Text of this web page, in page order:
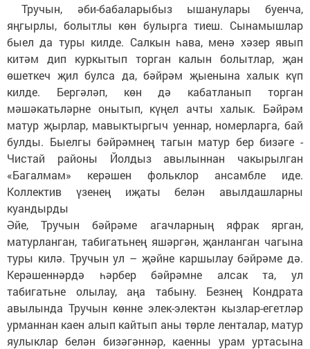
Тручын, әби-бабаларыбыз ышанулары буенча,
яңгырлы, болытлы көн булырга тиеш. Сынамышлар
быел да туры килде. Салкын һава, менә хәзер явып
китәм дип куркытып торган калын болытлар, җан
өшеткеч җил булса да, бәйрәм җыенына халык күп
килде. Бергәләп, көн дә кабатланып торган
мәшәкатьләрне онытып, күңел ачты халык. Бәйрәм
матур җырлар, мавыктыргыч уеннар, номерларга, бай
булды. Быелгы бәйрәмнең тагын матур бер бизәге -
Чистай районы Йолдыз авылыннан чакырылган
«Багалмам» керәшен фольклор ансамбле иде.
Коллектив үзенең иҗаты белән авылдашларны
куандырды
Әйе, Тручын бәйрәме агачлар­ның яфрак ярган,
матурланган, табигатьнең яшәргән, җанланган чагына
туры килә. Тручын ул – җәйне каршылау бәйрәме дә.
Керәшеннәрдә һәрбер бәйрәмне алсак та, ул
табигатьне олылау, аңа табыну. Безнең Кондрата
авылында Тручын көнне элек-электән кызлар-егетләр
урманнан каен алып кайтып аны төрле ленталар, матур
яулыклар белән бизәгәннәр, каенны урам уртасына